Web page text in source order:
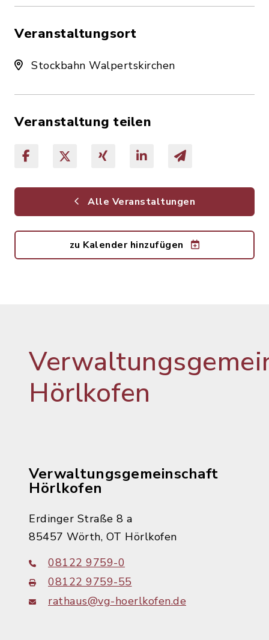
Veranstaltungsort
Stockbahn Walpertskirchen
Veranstaltung teilen
Alle Veranstaltungen
zu Kalender hinzufügen
Hörlkofen
Verwaltungsgemeinschaft
Hörlkofen
Erdinger Straße 8 a
85457 Wörth, OT Hörlkofen
08122 9759-0
08122 9759-55
rathaus@vg-hoerlkofen.de